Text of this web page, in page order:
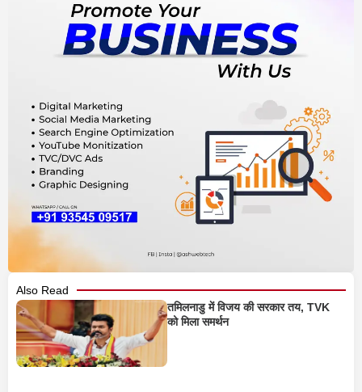
Also Read
तमिलनाडु में विजय की सरकार तय, TVK
को मिला समर्थन